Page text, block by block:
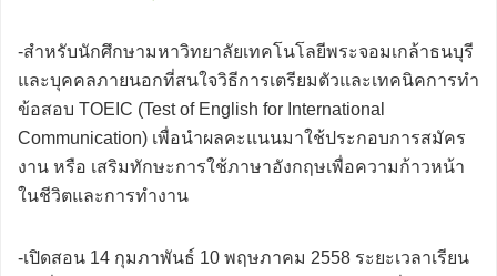
-สำหรับนักศึกษามหาวิทยาลัยเทคโนโลยีพระจอมเกล้าธนบุรี
และบุคคลภายนอกที่สนใจวิธีการเตรียมตัวและเทคนิคการทำ
ข้อสอบ TOEIC (Test of English for International
Communication) เพื่อนำผลคะแนนมาใช้ประกอบการสมัคร
งาน หรือ เสริมทักษะการใช้ภาษาอังกฤษเพื่อความก้าวหน้า
ในชีวิตและการทำงาน
-เปิดสอน 14 กุมภาพันธ์ 10 พฤษภาคม 2558 ระยะเวลาเรียน